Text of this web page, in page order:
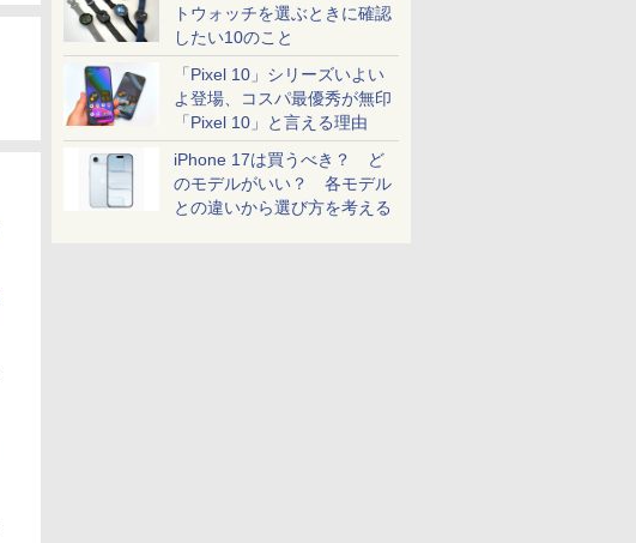
トウォッチを選ぶときに確認
したい10のこと
「Pixel 10」シリーズいよい
よ登場、コスパ最優秀が無印
「Pixel 10」と言える理由
iPhone 17は買うべき？ ど
のモデルがいい？ 各モデル
との違いから選び方を考える